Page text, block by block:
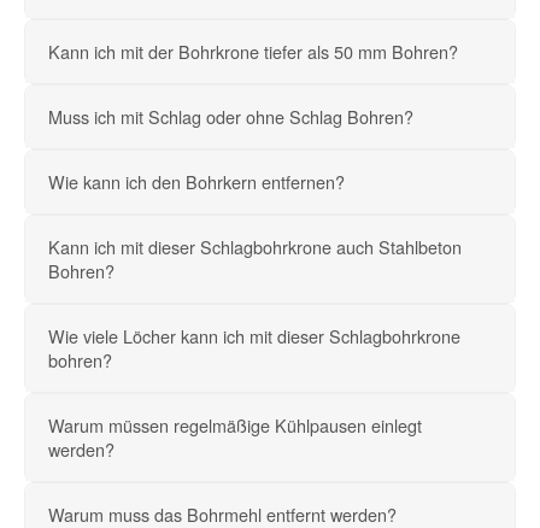
Kann ich mit der Bohrkrone tiefer als 50 mm Bohren?
Muss ich mit Schlag oder ohne Schlag Bohren?
Wie kann ich den Bohrkern entfernen?
Kann ich mit dieser Schlagbohrkrone auch Stahlbeton
Bohren?
Wie viele Löcher kann ich mit dieser Schlagbohrkrone
bohren?
Warum müssen regelmäßige Kühlpausen einlegt
werden?
Warum muss das Bohrmehl entfernt werden?